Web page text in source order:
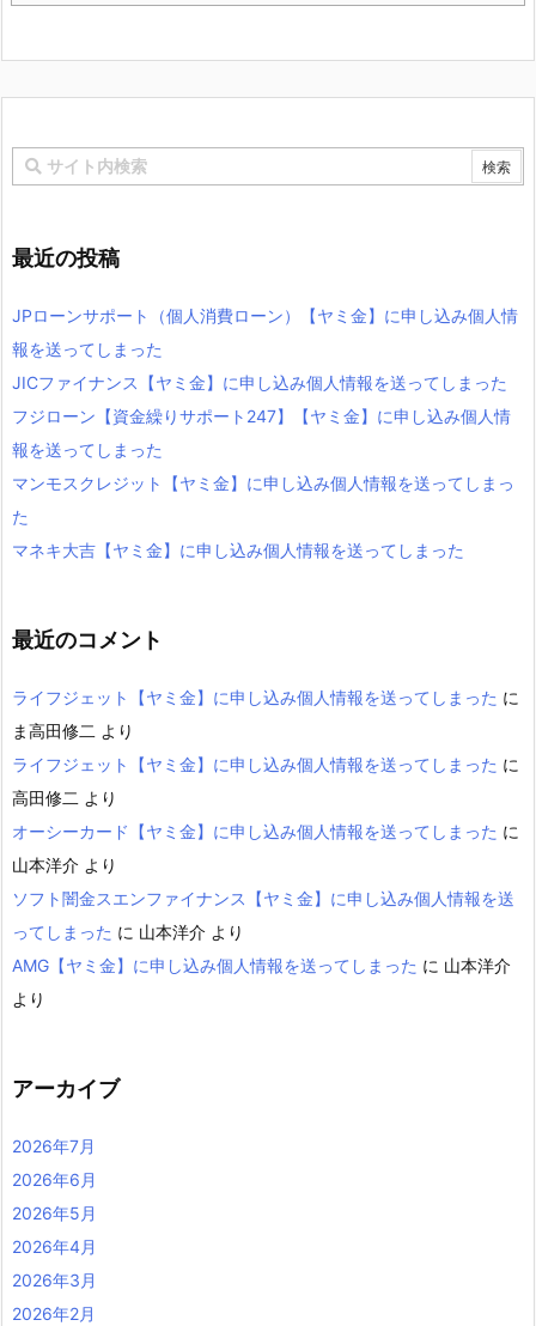
最近の投稿
JPローンサポート（個人消費ローン）【ヤミ金】に申し込み個人情
報を送ってしまった
JICファイナンス【ヤミ金】に申し込み個人情報を送ってしまった
フジローン【資金繰りサポート247】【ヤミ金】に申し込み個人情
報を送ってしまった
マンモスクレジット【ヤミ金】に申し込み個人情報を送ってしまっ
た
マネキ大吉【ヤミ金】に申し込み個人情報を送ってしまった
最近のコメント
ライフジェット【ヤミ金】に申し込み個人情報を送ってしまった に
ま高田修二 より
ライフジェット【ヤミ金】に申し込み個人情報を送ってしまった に
高田修二 より
オーシーカード【ヤミ金】に申し込み個人情報を送ってしまった に
山本洋介 より
ソフト闇金スエンファイナンス【ヤミ金】に申し込み個人情報を送
ってしまった に 山本洋介 より
AMG【ヤミ金】に申し込み個人情報を送ってしまった に 山本洋介
より
アーカイブ
2026年7月
2026年6月
2026年5月
2026年4月
2026年3月
2026年2月